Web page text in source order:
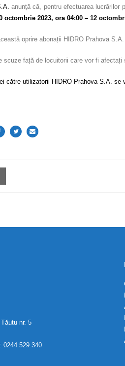
anunță că, pentru efectuarea lucrărilor
octombrie 2023, ora 04:00 – 12
oprire abonații HIDRO Prahova
scuze față de locuitorii care vor fi
către utilizatorii HIDRO Prahova S.A.
nr. 5
0244.529.340